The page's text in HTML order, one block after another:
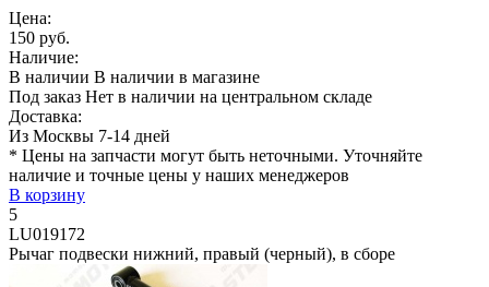
Цена:
150 руб.
Наличие:
В наличии В наличии в магазине
Под заказ Нет в наличии на центральном складе
Доставка:
Из Москвы 7-14 дней
* Цены на запчасти могут быть неточными. Уточняйте
наличие и точные цены у наших менеджеров
В корзину
5
LU019172
Рычаг подвески нижний, правый (черный), в сборе